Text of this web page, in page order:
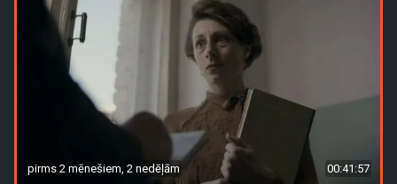
pirms 2 mēnešiem, 2 nedēļām 00:41:57